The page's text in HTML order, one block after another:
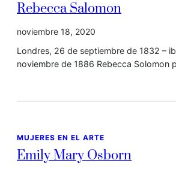
Rebecca Salomon
noviembre 18, 2020
Londres, 26 de septiembre de 1832 –
noviembre de 1886 Rebecca Solomon
MUJERES EN EL ARTE
Emily Mary Osborn